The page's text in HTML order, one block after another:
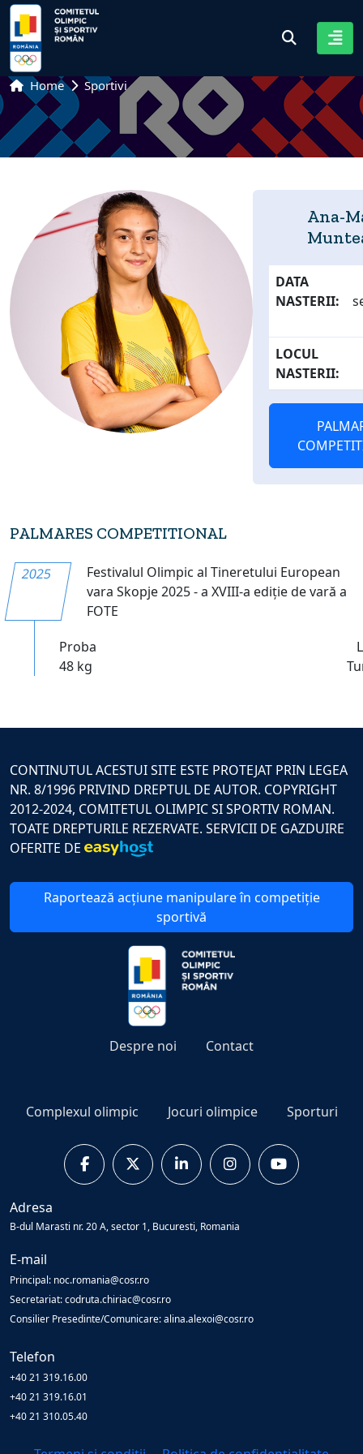
Home Sportivi
Ana-
DATA
NASTERII:
LOCUL
NASTERII:
PALMARES COMPETITIONAL
2025
Festivalul Olimpic al Tineretului European
vara Skopje 2025 - a XVIII-a ediție de vară a
FOTE
Proba
48 kg
CONTINUTUL ACESTUI SITE ESTE PROTEJAT PRIN LEGEA
NR. 8/1996 PRIVIND DREPTUL DE AUTOR. COPYRIGHT
2012-2024, COMITETUL OLIMPIC SI SPORTIV ROMAN.
TOATE DREPTURILE REZERVATE. SERVICII DE GAZDUIRE
OFERITE DE
Raportează acțiune manipulare în competiție
sportivă
Despre noi Contact
Complexul olimpic Jocuri olimpice Sporturi
Adresa
B-dul Marasti nr. 20 A, sector 1, Bucuresti, Romania
E-mail
Principal: noc.romania@cosr.ro
Secretariat: codruta.chiriac@cosr.ro
Consilier Presedinte/Comunicare: alina.alexoi@cosr.ro
Telefon
+40 21 319.16.00
+40 21 319.16.01
+40 21 310.05.40